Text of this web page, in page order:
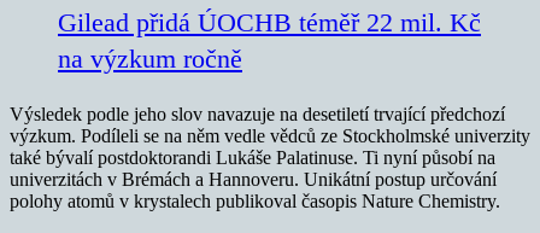
Gilead přidá ÚOCHB téměř 22 mil. Kč
na výzkum ročně
Výsledek podle jeho slov navazuje na desetiletí trvající předchozí
výzkum. Podíleli se na něm vedle vědců ze Stockholmské univerzity
také bývalí postdoktorandi Lukáše Palatinuse. Ti nyní působí na
univerzitách v Brémách a Hannoveru. Unikátní postup určování
polohy atomů v krystalech publikoval časopis Nature Chemistry.